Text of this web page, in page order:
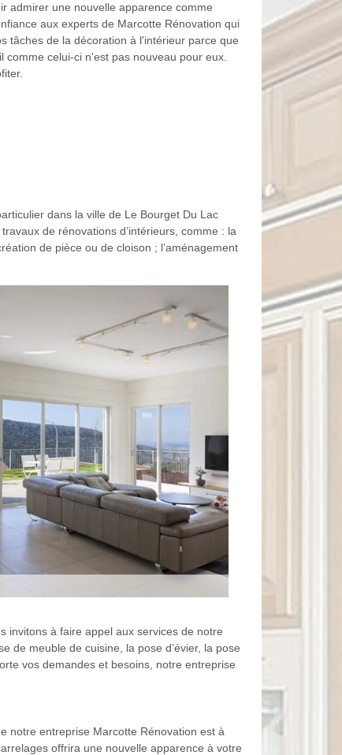
admirer une nouvelle apparence comme
aux experts de Marcotte Rénovation qui
tâches de la décoration à l'intérieur parce que
celui-ci n'est pas nouveau pour eux.
dans la ville de Le Bourget Du Lac
de rénovations d’intérieurs, comme : la
de pièce ou de cloison ; l’aménagement
invitons à faire appel aux services de notre
de meuble de cuisine, la pose d’évier, la pose
vos demandes et besoins, notre entreprise
notre entreprise Marcotte Rénovation est à
offrira une nouvelle apparence à votre